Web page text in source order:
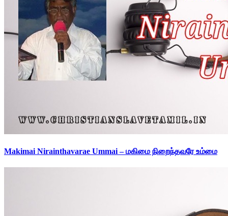
Makimai Nirainthavarae Ummai – மகிமை நிறைந்தவரே உம்மை